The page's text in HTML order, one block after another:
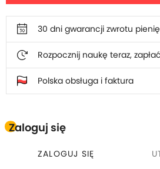
Zaloguj się
ZALOGUJ SIĘ
30 dni gwarancji zwrotu
Rozpocznij naukę teraz,
Polska obsługa i faktura
W cenie szkolenia otrzymasz